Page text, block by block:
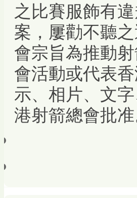
之比賽服飾有
案，屢勸不聽
會宗旨為推動
會活動或代表
示、相片、文
港射箭總會批准